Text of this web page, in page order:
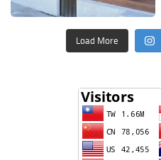
Load More